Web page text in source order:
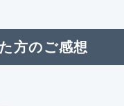
方のご感想